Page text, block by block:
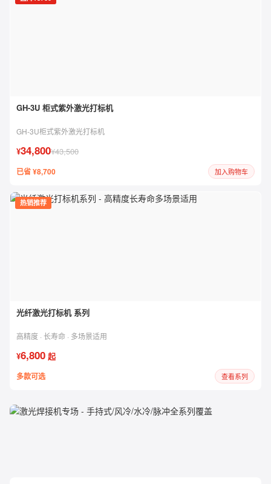
GH-3U 柜式紫外激光打标机
GH-3U柜式紫外激光打标机
¥34,800¥43,500
已省 ¥8,700 加入购物车
热销推荐
光纤激光打标机 系列
高精度 · 长寿命 · 多场景适用
¥6,800 起
多款可选 查看系列